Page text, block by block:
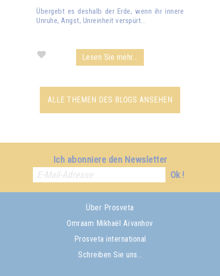
Übergebt es deshalb der Erde, wenn ihr innere
Unruhe, Angst, Unreinheit verspürt...
Lesen Sie mehr...
ALLE THEMEN DES BLOGS ANSEHEN
Ich abonniere den Newsletter
Ok !
Über Prosveta
Omraam Mikhaël Aïvanhov
Prosveta international
Schreiben Sie uns…